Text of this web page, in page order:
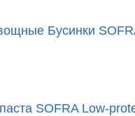
Бусинки
SOFRA Low-